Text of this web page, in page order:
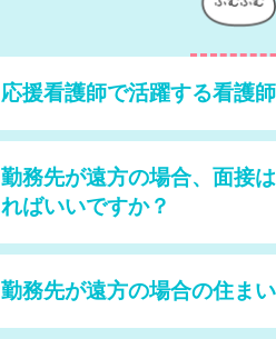
応援看護師で活躍する看護
勤務先が遠方の場合、面接
ればいいですか？
勤務先が遠方の場合の住ま